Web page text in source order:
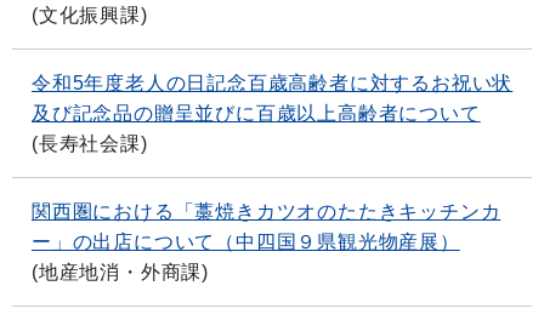
(文化振興課)
令和5年度老人の日記念百歳高齢者に対するお祝い状
及び記念品の贈呈並びに百歳以上高齢者について
(長寿社会課)
関西圏における「藁焼きカツオのたたきキッチンカ
ー」の出店について（中四国９県観光物産展）
(地産地消・外商課)